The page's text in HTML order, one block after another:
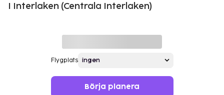
I Interlaken (Centrala Interlaken)
Flygplats
Börja planera